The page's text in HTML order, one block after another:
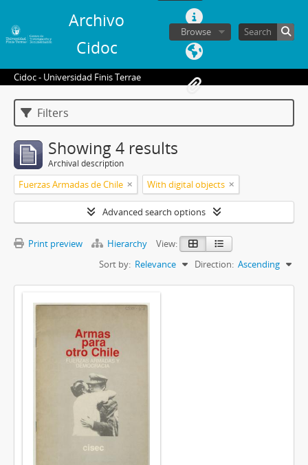
Archivo
Cidoc
Browse
Cidoc - Universidad Finis Terrae
Filters
Showing 4 results
Archival description
Fuerzas Armadas de Chile With digital objects
Advanced search options
Print preview Hierarchy
View:
Sort by: Relevance Direction: Ascending